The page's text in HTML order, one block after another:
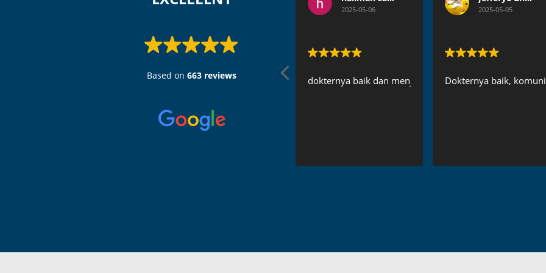
Based on 663 reviews
2025-05-06
dokternya baik dan menjelaskan secara detail
2025-05-05
Dokternya baik,